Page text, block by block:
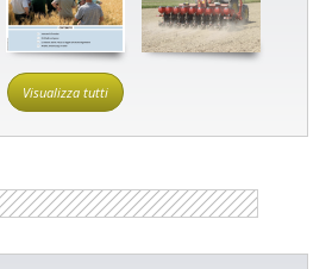
Visualizza tutti